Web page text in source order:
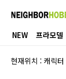
NEW 프라모델
현재위치 :캐릭터